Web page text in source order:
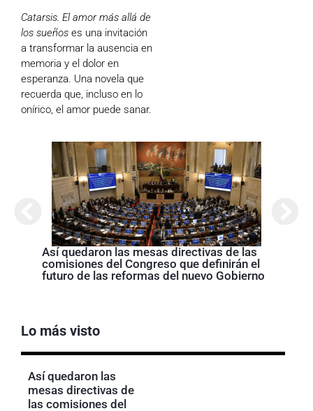
Catarsis. El amor más allá de
los sueños es una invitación
a transformar la ausencia en
memoria y el dolor en
esperanza. Una novela que
recuerda que, incluso en lo
onírico, el amor puede sanar.
Así quedaron las mesas directivas de las
comisiones del Congreso que definirán el
futuro de las reformas del nuevo Gobierno
Lo más visto
Así quedaron las
mesas directivas de
las comisiones del